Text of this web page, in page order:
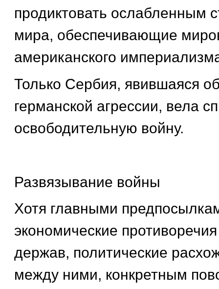
продиктовать ослабленным
мира, обеспечивающие
американского
Только Сербия, явившаяся
германской агрессии, вела
освободительную войну.
Развязывание войны
Хотя главными
экономические
держав, политические
между ними, конкретным